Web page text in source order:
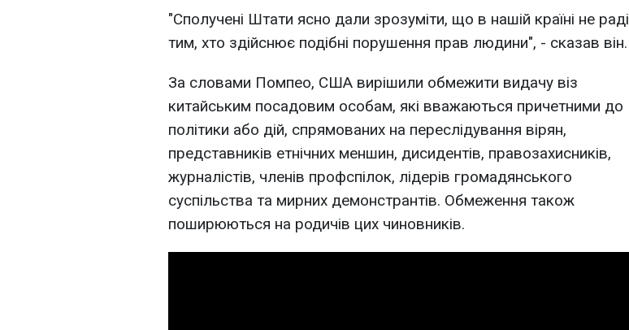
"Сполучені Штати ясно дали зрозуміти, що в нашій країні не раді
тим, хто здійснює подібні порушення прав людини", - сказав він.
За словами Помпео, США вирішили обмежити видачу віз
китайським посадовим особам, які вважаються причетними до
політики або дій, спрямованих на переслідування вірян,
представників етнічних меншин, дисидентів, правозахисників,
журналістів, членів профспілок, лідерів громадянського
суспільства та мирних демонстрантів. Обмеження також
поширюються на родичів цих чиновників.